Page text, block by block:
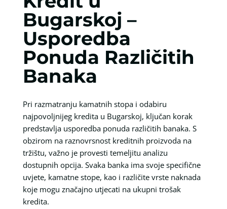
Bugarskoj –
Usporedba
Ponuda Različitih
Banaka
Pri razmatranju kamatnih stopa i odabiru
najpovoljnijeg kredita u Bugarskoj, ključan korak
predstavlja usporedba ponuda različitih banaka. S
obzirom na raznovrsnost kreditnih proizvoda na
tržištu, važno je provesti temeljitu analizu
dostupnih opcija. Svaka banka ima svoje specifične
uvjete, kamatne stope, kao i različite vrste naknada
koje mogu značajno utjecati na ukupni trošak
kredita.